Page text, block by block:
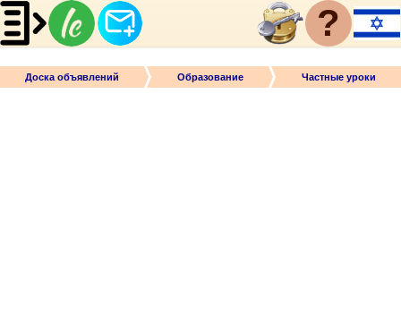
?
Доска объявлений Образование Частные уроки